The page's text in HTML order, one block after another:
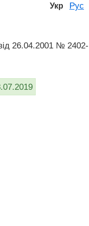
Укр Рус
26.04.2001 № 2402-